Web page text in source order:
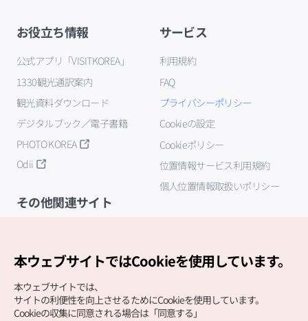
お役立ち情報
公式アプリ「VISITKOREA」
1330観光通訳案内
観光資料ダウンロード
デジタルブック／電子書籍
PHOTO KOREA
Odii
サービス
利用規約
FAQ
プライバシーポリシー
Cookieの設定
Cookieポリシー
位置情報サービス利用規約
個人位置情報取扱いポリシー
その他関連サイト
本ウェブサイトではCookieを使用しています。
本ウェブサイトでは、
サイトの利便性を向上させるためにCookieを使用しています。
Cookieの収集に同意される場合は「同意する」